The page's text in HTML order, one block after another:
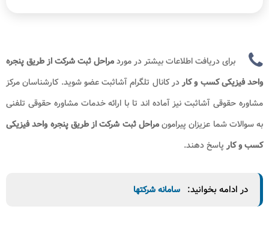
برای دریافت اطلاعات بیشتر در موردمراحل ثبت شرکت از طریق پنجره
واحد فیزیکی کسب و کار​​ در کانال تلگرام آشاثبت عضو شوید. کارشناسان مرکز
مشاوره حقوقی آشاثبت نیز آماده اند تا با ارائه خدمات مشاوره حقوقی تلفنی
به سوالات شما عزیزان پیرامونمراحل ثبت شرکت از طریق پنجره واحد فیزیکی
کسب و کارپاسخ دهند.
در ادامه بخوانید: سامانه شرکتها